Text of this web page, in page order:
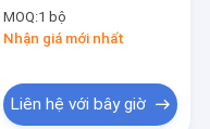
động
MOQ:1 bộ
Nhận giá mới nhất
Liên hệ với bây giờ